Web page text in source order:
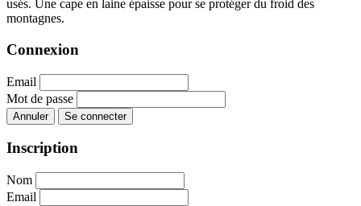
usés. Une cape en laine épaisse pour se protéger du froid des
montagnes.
Connexion
Email
Mot de passe
Annuler Se connecter
Inscription
Nom
Email